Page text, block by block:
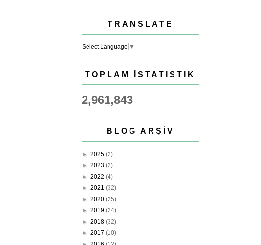
TRANSLATE
Select Language ▼
TOPLAM İSTATISTIK
2,961,843
BLOG ARŞIV
► 2025 (2)
► 2023 (2)
► 2022 (4)
► 2021 (32)
► 2020 (25)
► 2019 (24)
► 2018 (32)
► 2017 (10)